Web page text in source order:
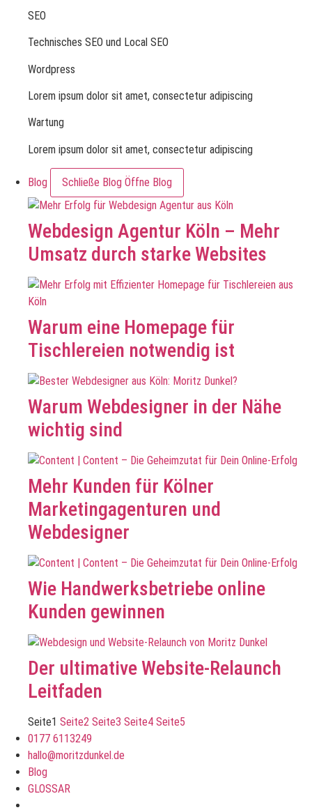
SEO
Technisches SEO und Local SEO
Wordpress
Lorem ipsum dolor sit amet, consectetur adipiscing
Wartung
Lorem ipsum dolor sit amet, consectetur adipiscing
Blog Schließe Blog Öffne Blog
Webdesign Agentur Köln – Mehr
Umsatz durch starke Websites
Warum eine Homepage für
Tischlereien notwendig ist
Warum Webdesigner in der Nähe
wichtig sind
Mehr Kunden für Kölner
Marketingagenturen und
Webdesigner
Wie Handwerksbetriebe online
Kunden gewinnen
Der ultimative Website-Relaunch
Leitfaden
Seite1 Seite2 Seite3 Seite4 Seite5
0177 6113249
hallo@moritzdunkel.de
Blog
GLOSSAR